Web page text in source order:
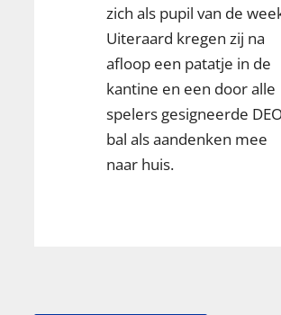
zich als pupil van de
Uiteraard kregen zij na
afloop een patatje in de
kantine en een door alle
spelers gesigneerde
bal als aandenken mee
naar huis.